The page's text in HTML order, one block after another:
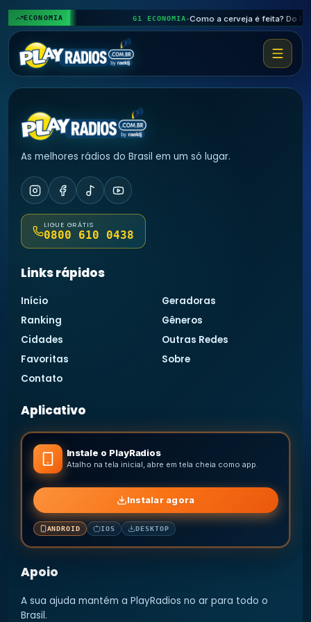
𝄞
♪
♬ECONOMIA G1 ECONOMIA•
As melhores rádios do Brasil em um só lugar.
LIGUE GRÁTIS
0800 610 0438
Links rápidos
Início
Geradoras
Ranking
Gêneros
Cidades
Outras Redes
Favoritas
Sobre
Contato
Aplicativo
Instale o PlayRadios
Atalho na tela inicial, abre em tela cheia como app.
Instalar agora
ANDROID IOS DESKTOP
Apoio
A sua ajuda mantém a PlayRadios no ar para todo o
Brasil.